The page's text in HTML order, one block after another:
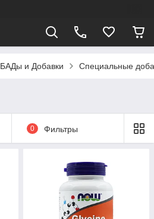
БАДы и Добавки Специальные
0 Фильтры